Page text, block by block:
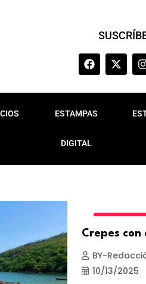
ESTAMPAS
DIGITAL
Crepes
BY-
10/13/2025